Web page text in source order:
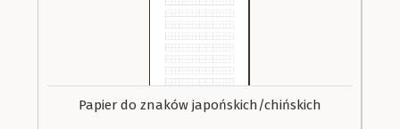
Papier do znaków japońskich/chińskich